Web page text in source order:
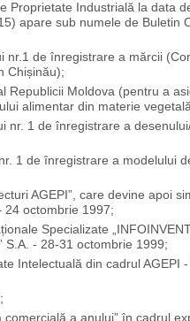
Proprietate Industrială la data
apare sub numele de Buletin
nr.1 de înregistrare a mărcii
Chișinău);
Republicii Moldova (pentru a
alimentar din materie
nr. 1 de înregistrare a
1 de înregistrare a modelului
AGEPI”, care devine apoi
24 octombrie 1997;
Specializate
S.A. - 28-31 octombrie 1999;
Intelectuală din cadrul AGEPI -
a anului” în cadrul